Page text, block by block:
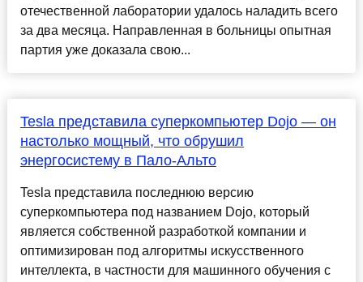
отечественной лаборатории удалось наладить всего
за два месяца. Направленная в больницы опытная
партия уже доказала свою...
Tesla представила суперкомпьютер Dojo — он
настолько мощный, что обрушил
энергосистему в Пало-Альто
Tesla представила последнюю версию
суперкомпьютера под названием Dojo, который
является собственной разработкой компании и
оптимизирован под алгоритмы искусственного
интеллекта, в частности для машинного обучения с